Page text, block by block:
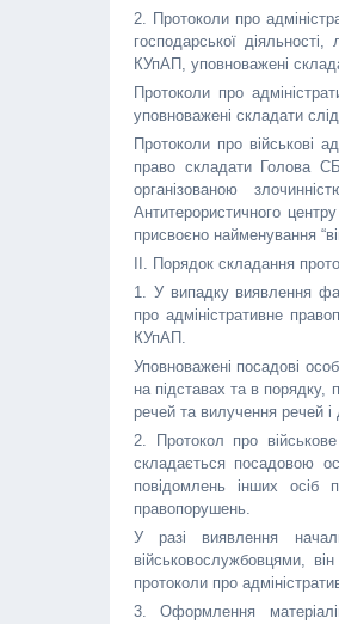
2. Протоколи про
господарської
КУпАП, уповноважені
Протоколи про
уповноважені складати
Протоколи про військові
право складати Голова
організованою
Антитерористичного
присвоєно найменування
II. Порядок складання
1. У випадку виявлення
про адміністративне
КУпАП.
Уповноважені посадові
на підставах та в
речей та вилучення речей і
2. Протокол про
складається посадовою
повідомлень інших осіб
правопорушень.
У разі виявлення
військовослужбовцями,
протоколи про
3. Оформлення